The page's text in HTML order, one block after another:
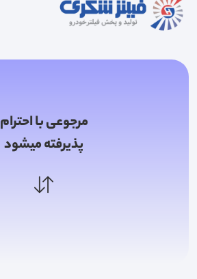
مرجوعی با احترام
پذیرفته میشود